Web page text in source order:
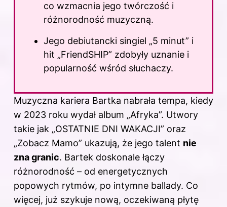
co wzmacnia jego twórczość i
różnorodność muzyczną.
Jego debiutancki singiel „5 minut” i
hit „FriendSHIP” zdobyły uznanie i
popularność wśród słuchaczy.
Muzyczna kariera Bartka nabrała tempa, kiedy
w 2023 roku wydał album „Afryka”. Utwory
takie jak „OSTATNIE DNI WAKACJI” oraz
„Zobacz Mamo” ukazują, że jego talent nie
zna granic. Bartek doskonale łączy
różnorodność – od energetycznych
popowych rytmów, po intymne ballady. Co
więcej, już szykuje nową, oczekiwaną płytę